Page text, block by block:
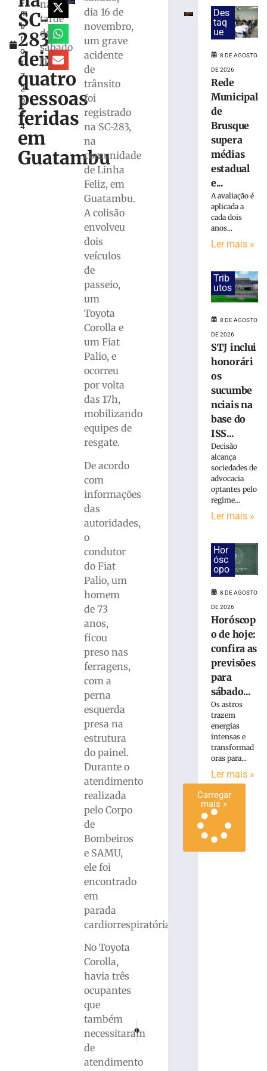
m
b
r
o
1
7,
2
0
2
4
SC-
283
deixa
quatro
pessoas
feridas
em
Guatambu
na
tarde
deste
sábado
(16/11)
dia 16 de
novembro,
um grave
acidente
de
trânsito
foi
registrado
na SC-283,
na
comunidade
de Linha
Feliz, em
Guatambu.
A colisão
envolveu
dois
veículos
de
passeio,
um
Toyota
Corolla e
um Fiat
Palio, e
ocorreu
por volta
das 17h,
mobilizando
equipes de
resgate.
De acordo
com
informações
das
autoridades,
o
condutor
do Fiat
Palio, um
homem
de 73
anos,
ficou
preso nas
ferragens,
com a
perna
esquerda
presa na
estrutura
do painel.
Durante o
atendimento
realizada
pelo Corpo
de
Bombeiros
e SAMU,
ele foi
encontrado
em
parada
cardiorrespiratória.
No Toyota
Corolla,
havia três
ocupantes
que
também
necessitaram
de
atendimento
Uber atualiza lista de carros não aceitos a
quase
maconha
Blumenau
Presa
jovem
detida
Brusque
Polícia
realiza
contra
tráfico
drogas
Bairro
Azambuja
Carregar
mais »
Des
taq
ue
8 DE AGOSTO
DE 2026
Rede
Municipal
de
Brusque
supera
médias
estadual
e...
A avaliação é
aplicada a
cada dois
anos...
Ler mais »
Trib
utos
8 DE AGOSTO
DE 2026
STJ inclui
honorári
os
sucumbe
nciais na
base do
ISS...
Decisão
alcança
sociedades de
advocacia
optantes pelo
regime...
Ler mais »
Hor
ósc
opo
8 DE AGOSTO
DE 2026
Horóscop
o de hoje:
confira as
previsões
para
sábado...
Os astros
trazem
energias
intensas e
transformad
oras para...
Ler mais »